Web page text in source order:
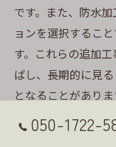
です。また、防水
ョンを選択するこ
す。これらの追加工
ばし、長期的に見
となることがあり
し、どのオプショ
とが大切です。こ
050-1722-